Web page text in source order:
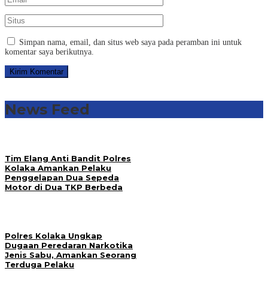
Simpan nama, email, dan situs web saya pada peramban ini untuk
komentar saya berikutnya.
News Feed
Tim Elang Anti Bandit Polres
Kolaka Amankan Pelaku
Penggelapan Dua Sepeda
Motor di Dua TKP Berbeda
Polres Kolaka Ungkap
Dugaan Peredaran Narkotika
Jenis Sabu, Amankan Seorang
Terduga Pelaku